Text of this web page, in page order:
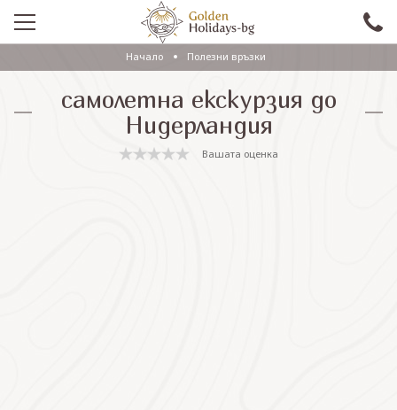
ПРОМО
EКСКУРЗИИ СЪС САМОЛЕТ
ЕКСКУРЗИИ С АВТОБУС
Начало Полезни връзки
самолетна екскурзия до
Нидерландия
Вашата оценка